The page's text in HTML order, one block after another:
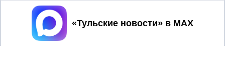
Принять